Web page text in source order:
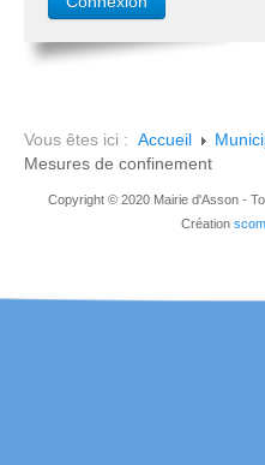
Vous êtes ici : Accueil
Mesures de confinement
Copyright © 2020 Mairie d'Asson -
Création